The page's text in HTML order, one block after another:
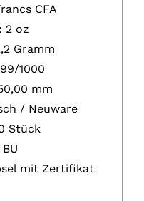
CFA
2 oz
Gramm
1000
mm
/ Neuware
Stück
mit Zertifikat